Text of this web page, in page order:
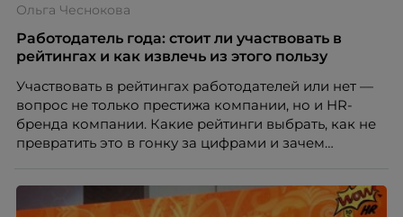
по работе с персоналом Инфомаксимум,
рассказывает, как выстроить адаптацию
распределенной команды без лишнего контроля и
Ольга Чеснокова
Работодатель года: стоит ли участвовать в
рейтингах и как извлечь из этого пользу
Участвовать в рейтингах работодателей или нет —
вопрос не только престижа компании, но и HR-
бренда компании. Какие рейтинги выбрать, как не
превратить это в гонку за цифрами и зачем
Чеснокова, HR-директор Right line.